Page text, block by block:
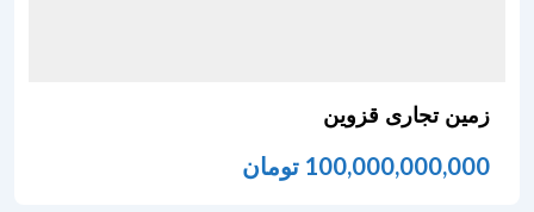
زمین تجاری قزوین
100,000,000,000 تومان